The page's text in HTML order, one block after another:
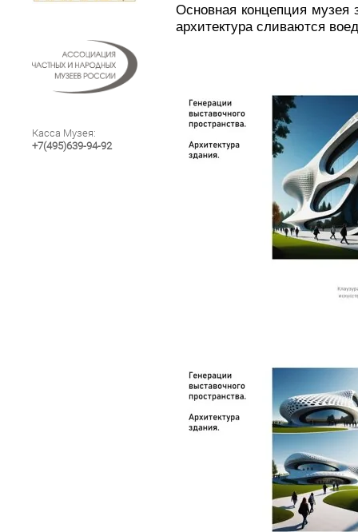
Касса Музея:
+7(495)639-94-92
Основная концепция музея
архитектура сливаются